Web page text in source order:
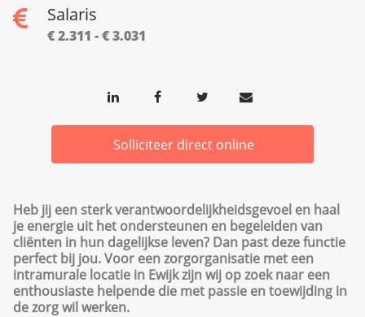
Salaris
€ 2.311 - € 3.031
Solliciteer direct online
Heb jij een sterk verantwoordelijkheidsgevoel en haal
je energie uit het ondersteunen en begeleiden van
cliënten in hun dagelijkse leven? Dan past deze functie
perfect bij jou. Voor een zorgorganisatie met een
intramurale locatie in Ewijk zijn wij op zoek naar een
enthousiaste helpende die met passie en toewijding in
de zorg wil werken.